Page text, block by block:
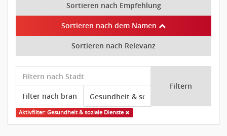
Sortieren nach Empfehlung
Sortieren nach dem Namen
Sortieren nach Relevanz
Filtern
Aktivfilter: Gesundheit & soziale Dienste